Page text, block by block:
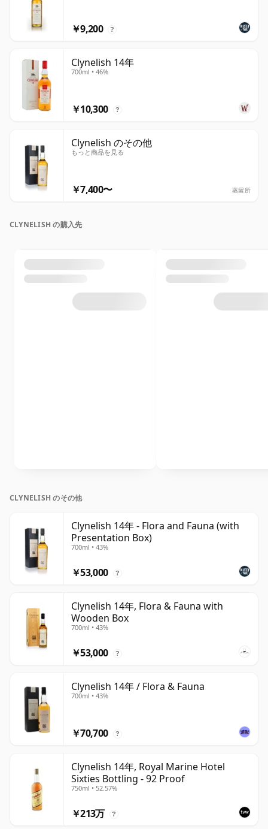
￥9,200 ?
Clynelish 14年
700ml • 46%
￥10,300 ?
Clynelish のその他
もっと商品を見る
￥7,400〜 蒸留所
CLYNELISH の購入先
CLYNELISH のその他
Clynelish 14年 - Flora and Fauna (with
Presentation Box)
700ml • 43%
￥53,000 ?
Clynelish 14年, Flora & Fauna with
Wooden Box
700ml • 43%
￥53,000 ?
Clynelish 14年 / Flora & Fauna
700ml • 43%
￥70,700 ?
Clynelish 14年, Royal Marine Hotel
Sixties Bottling - 92 Proof
750ml • 52.57%
￥213万 ?